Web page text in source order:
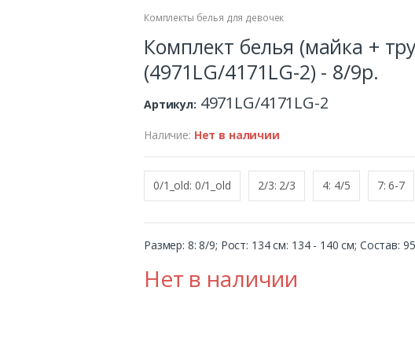
Комплекты белья для девочек
Комплект белья (майка +
(4971LG/4171LG-2) - 8/9р.
Артикул: 4971LG/4171LG-2
Наличие: Нет в наличии
0/1_old: 0/1_old 2/3: 2/3 4: 4/5 7: 6-7
Размер: 8: 8/9; Рост: 134 см: 134 - 140 см; Состав:
Нет в наличии